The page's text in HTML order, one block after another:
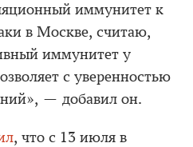
иммунитет к
в Москве, считаю,
иммунитет у
с уверенностью
— добавил он.
, что с 13 июля в